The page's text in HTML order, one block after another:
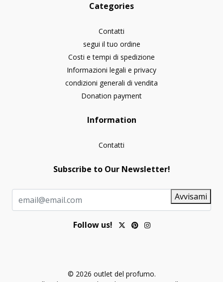
Categories
Contatti
segui il tuo ordine
Costi e tempi di spedizione
Informazioni legali e privacy
condizioni generali di vendita
Donation payment
Information
Contatti
Subscribe to Our Newsletter!
Avvisami
Follow us!
© 2026 outlet del profumo.